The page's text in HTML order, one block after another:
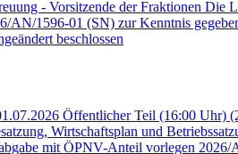
- Vorsitzende der Fraktionen
AN/1596-01 (SN) zur Kenntnis
beschlossen
Öffentlicher Teil (16:00 Uhr)
Wirtschaftsplan und
mit ÖPNV-Anteil vorlegen 2026/